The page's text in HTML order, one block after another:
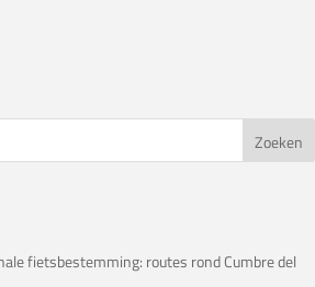
fietsbestemming: routes rond Cumbre del